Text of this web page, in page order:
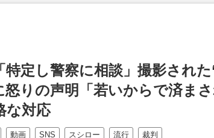
特定し警察に相談」撮影され
怒りの声明「若いからで済ま
な対応
動画 SNS スシロー 流行 裁判